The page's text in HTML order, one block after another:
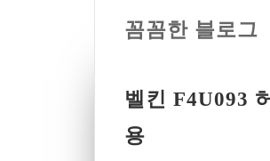
꼼꼼한 블로그
벨킨 F4U093
용